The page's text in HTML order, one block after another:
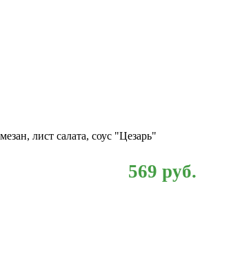
лист салата, соус "Цезарь"
569 руб.